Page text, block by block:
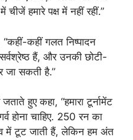
हमारे पक्ष में नहीं रहीं.”
“कहीं-कहीं गलत निष्पादन
हैं, और उनकी छोटी-
जा सकती है.”
हुए कहा, “हमारा टूर्नामेंट
होना चाहिए. 250 रन का
में टूट जाती हैं, लेकिन हम अंत